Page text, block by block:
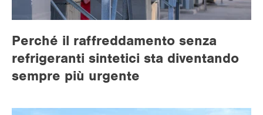
Perché il raffreddamento senza
refrigeranti sintetici sta diventando
sempre più urgente